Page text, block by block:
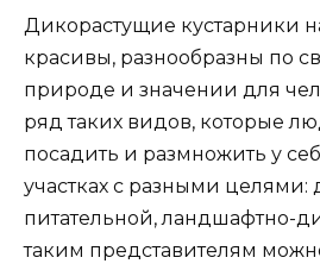
Дикорастущие кустарники
красивы, разнообразны по
природе и значении для
ряд таких видов, которые
посадить и размножить у
участках с разными целями:
питательной, ландшафтно-
таким представителям